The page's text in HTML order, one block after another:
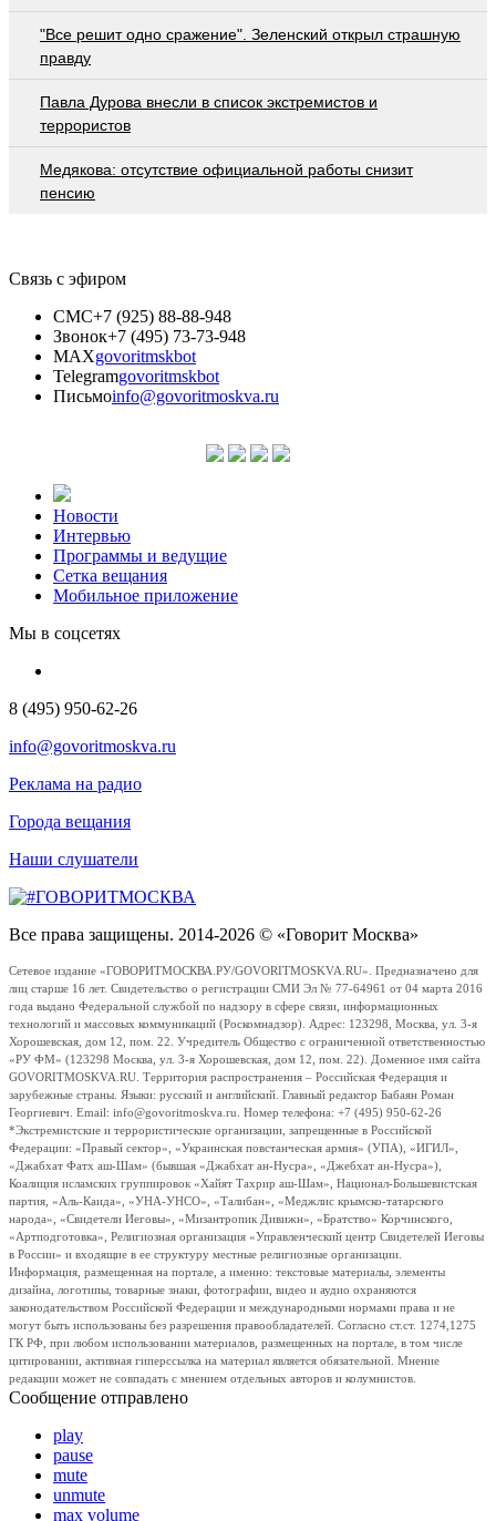
"Все решит одно сражение". Зеленский открыл страшную
правду
Павла Дурова внесли в список экстремистов и
террористов
Медякова: отсутствие официальной работы снизит
пенсию
Связь с эфиром
СМС+7 (925) 88-88-948
Звонок+7 (495) 73-73-948
MAXgovoritmskbot
Telegramgovoritmskbot
Письмоinfo@govoritmoskva.ru
Новости
Интервью
Программы и ведущие
Сетка вещания
Мобильное приложение
Мы в соцсетях
8 (495) 950-62-26
info@govoritmoskva.ru
Реклама на радио
Города вещания
Наши слушатели
Все права защищены. 2014-2026 © «Говорит Москва»
Сетевое издание «ГОВОРИТМОСКВА.РУ/GOVORITMOSKVA.RU». Предназначено для
лиц старше 16 лет. Свидетельство о регистрации СМИ Эл № 77-64961 от 04 марта 2016
года выдано Федеральной службой по надзору в сфере связи, информационных
технологий и массовых коммуникаций (Роскомнадзор). Адрес: 123298, Москва, ул. 3-я
Хорошевская, дом 12, пом. 22. Учредитель Общество с ограниченной ответственностью
«РУ ФМ» (123298 Москва, ул. 3-я Хорошевская, дом 12, пом. 22). Доменное имя сайта
GOVORITMOSKVA.RU. Территория распространения – Российская Федерация и
зарубежные страны. Языки: русский и английский. Главный редактор Бабаян Роман
Георгиевич. Email: info@govoritmoskva.ru. Номер телефона: +7 (495) 950-62-26
*Экстремистские и террористические организации, запрещенные в Российской
Федерации: «Правый сектор», «Украинская повстанческая армия» (УПА), «ИГИЛ»,
«Джабхат Фатх аш-Шам» (бывшая «Джабхат ан-Нусра», «Джебхат ан-Нусра»),
Коалиция исламских группировок «Хайят Тахрир аш-Шам», Национал-Большевистская
партия, «Аль-Каида», «УНА-УНСО», «Талибан», «Меджлис крымско-татарского
народа», «Свидетели Иеговы», «Мизантропик Дивижн», «Братство» Корчинского,
«Артподготовка», Религиозная организация «Управленческий центр Свидетелей Иеговы
в России» и входящие в ее структуру местные религиозные организации.
Информация, размещенная на портале, а именно: текстовые материалы, элементы
дизайна, логотипы, товарные знаки, фотографии, видео и аудио охраняются
законодательством Российской Федерации и международными нормами права и не
могут быть использованы без разрешения правообладателей. Согласно ст.ст. 1274,1275
ГК РФ, при любом использовании материалов, размещенных на портале, в том числе
цитировании, активная гиперссылка на материал является обязательной. Мнение
редакции может не совпадать с мнением отдельных авторов и колумнистов.
Сообщение отправлено
play
pause
mute
unmute
max volume